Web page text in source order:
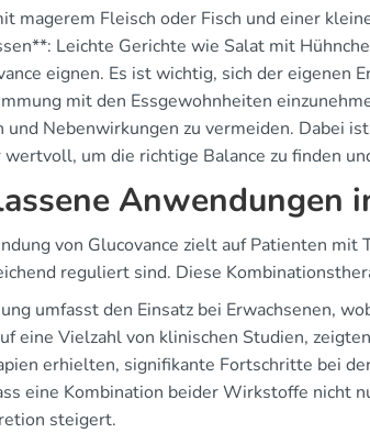
magerem Fleisch oder Fisch und einer
Leichte Gerichte wie Salat mit
eignen. Es ist wichtig, sich der eigenen
mit den Essgewohnheiten
und Nebenwirkungen zu vermeiden. Dabei
um die richtige Balance zu finden
Anwendungen
von Glucovance zielt auf Patienten
reguliert sind. Diese
umfasst den Einsatz bei Erwachsenen,
eine Vielzahl von klinischen Studien,
erhielten, signifikante Fortschritte bei
eine Kombination beider Wirkstoffe nicht
steigert.